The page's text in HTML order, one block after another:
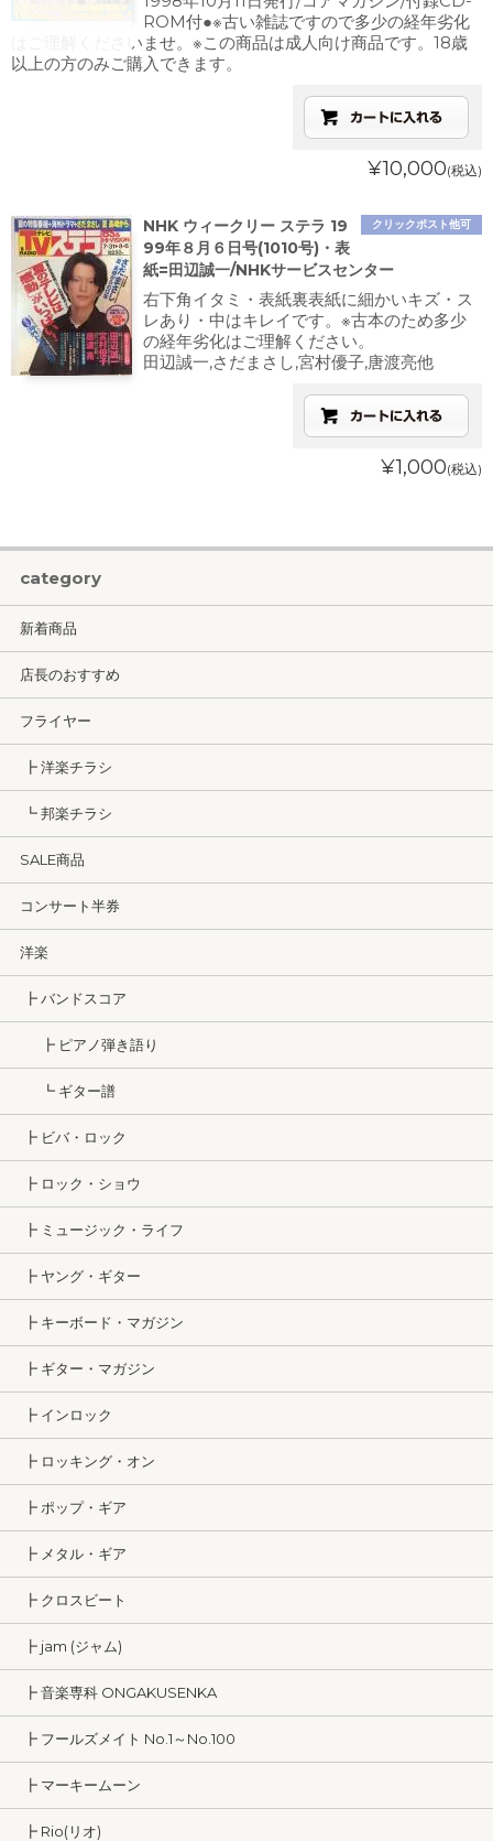
ROM付●※古い雑誌ですので多少の経年劣化
はご理解くださいませ。※この商品は成人向け商品です。18歳
以上の方のみご購入できます。
¥10,000(税込)
クリックポスト他可
NHK ウィークリー ステラ 19
99年８月６日号(1010号)・表
紙=田辺誠一/NHKサービスセンター
右下角イタミ・表紙裏表紙に細かいキズ・ス
レあり・中はキレイです。※古本のため多少
の経年劣化はご理解ください。
田辺誠一,さだまさし,宮村優子,唐渡亮他
¥1,000(税込)
category
新着商品
店長のおすすめ
フライヤー
┣ 洋楽チラシ
┗ 邦楽チラシ
SALE商品
コンサート半券
洋楽
┣ バンドスコア
┣ ピアノ弾き語り
┗ ギター譜
┣ ビバ・ロック
┣ ロック・ショウ
┣ ミュージック・ライフ
┣ ヤング・ギター
┣ キーボード・マガジン
┣ ギター・マガジン
┣ インロック
┣ ロッキング・オン
┣ ポップ・ギア
┣ メタル・ギア
┣ クロスビート
┣ jam (ジャム)
┣ 音楽専科 ONGAKUSENKA
┣ フールズメイト No.1～No.100
┣ マーキームーン
┣ Rio(リオ)